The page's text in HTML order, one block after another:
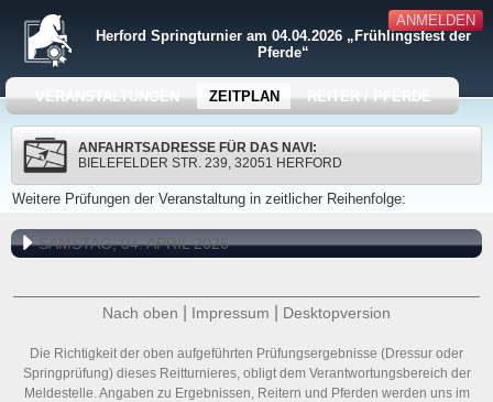
ANMELDEN
Herford Springturnier am 04.04.2026 „Frühlingsfest der
Pferde“
VERANSTALTUNGEN ZEITPLAN REITER / PFERDE
ANFAHRTSADRESSE FÜR DAS NAVI:
BIELEFELDER STR. 239, 32051 HERFORD
Weitere Prüfungen der Veranstaltung in zeitlicher Reihenfolge:
SAMSTAG, 04. APRIL 2026
Nach oben Impressum Desktopversion
Die Richtigkeit der oben aufgeführten Prüfungsergebnisse (Dressur oder
Springprüfung) dieses Reitturnieres, obligt dem Verantwortungsbereich der
Meldestelle. Angaben zu Ergebnissen, Reitern und Pferden werden uns im